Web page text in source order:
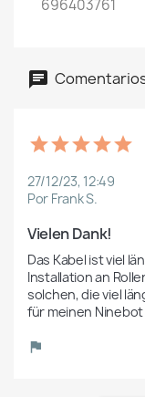
696403761
27/12/23, 12:49
Por Frank S.
Vielen Dank!
Das Kabel ist viel
Installation an
solchen, die viel
für meinen